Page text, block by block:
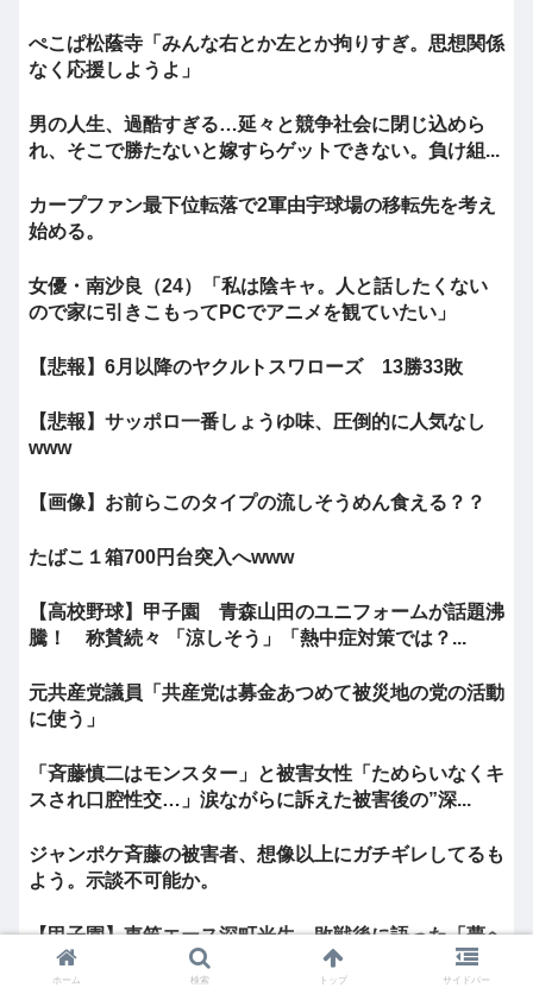
ぺこぱ松蔭寺「みんな右とか左とか拘りすぎ。思想関係
なく応援しようよ」
男の人生、過酷すぎる…延々と競争社会に閉じ込めら
れ、そこで勝たないと嫁すらゲットできない。負け組...
カープファン最下位転落で2軍由宇球場の移転先を考え
始める。
女優・南沙良（24）「私は陰キャ。人と話したくない
ので家に引きこもってPCでアニメを観ていたい」
【悲報】6月以降のヤクルトスワローズ 13勝33敗
【悲報】サッポロ一番しょうゆ味、圧倒的に人気なし
www
【画像】お前らこのタイプの流しそうめん食える？？
たばこ１箱700円台突入へwww
【高校野球】甲子園 青森山田のユニフォームが話題沸
騰！ 称賛続々 「涼しそう」「熱中症対策では？...
元共産党議員「共産党は募金あつめて被災地の党の活動
に使う」
「斉藤慎二はモンスター」と被害女性「ためらいなくキ
スされ口腔性交…」涙ながらに訴えた被害後の”深...
ジャンポケ斉藤の被害者、想像以上にガチギレしてるも
よう。示談不可能か。
【甲子園】東筑エース深町光生、敗戦後に語った「夢へ
の通過点」 文武両道の伝統背負いプロへの挑戦へ
ホーム 検索 トップ サイドバー